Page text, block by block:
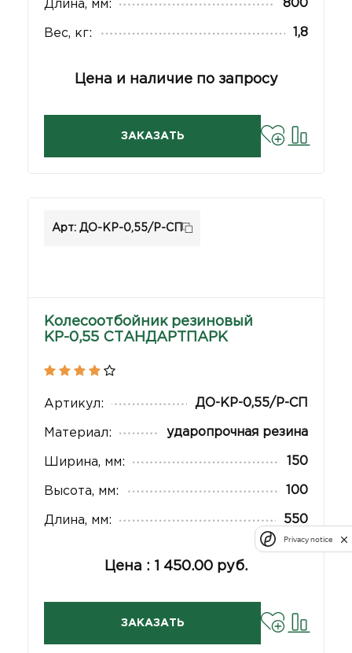
Длина, мм: 800
Вес, кг: 1,8
Цена и наличие по запросу
ЗАКАЗАТЬ
Арт: ДО-КР-0,55/Р-СП
Колесоотбойник резиновый
КР-0,55 СТАНДАРТПАРК
Артикул: ДО-КР-0,55/Р-СП
Материал: ударопрочная резина
Ширина, мм: 150
Высота, мм: 100
Длина, мм: 550
Цена : 1 450.00 руб.
ЗАКАЗАТЬ
Privacy notice